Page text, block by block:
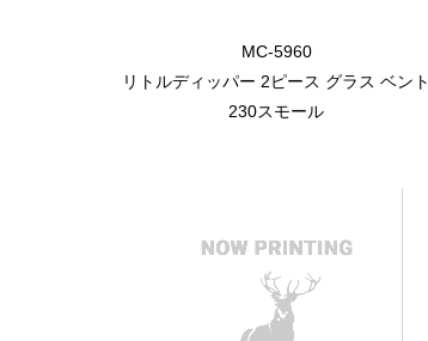
MC-5960
リトルディッパー 2ピース グラス ベント
230スモール